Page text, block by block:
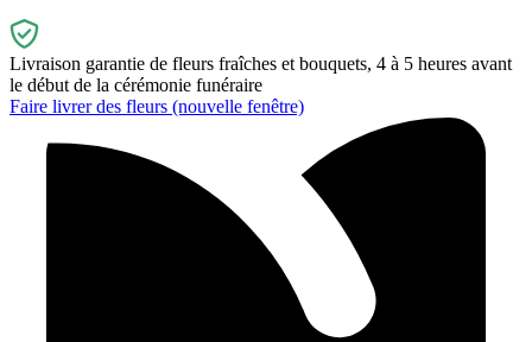
Livraison garantie de fleurs fraîches et bouquets, 4 à 5 heures avant
le début de la cérémonie funéraire
Faire livrer des fleurs (nouvelle fenêtre)